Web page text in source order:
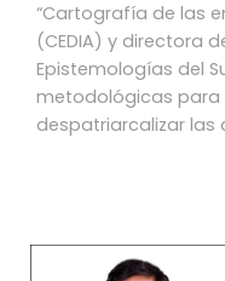
“Cartografía de las
(CEDIA) y directora
Epistemologías del
metodológicas para
despatriarcalizar las